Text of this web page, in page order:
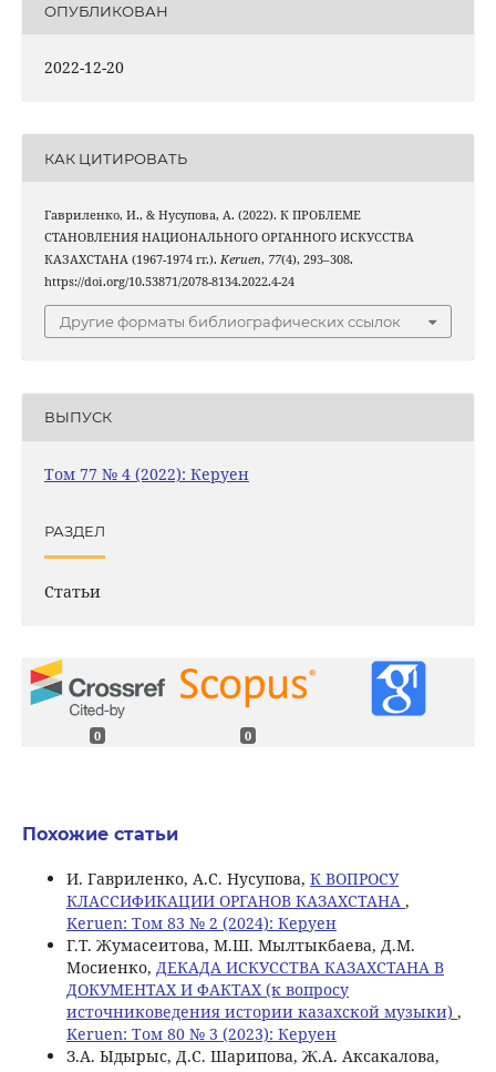
ОПУБЛИКОВАН
2022-12-20
КАК ЦИТИРОВАТЬ
Гавриленко, И., & Нусупова, А. (2022). К ПРОБЛЕМЕ
СТАНОВЛЕНИЯ НАЦИОНАЛЬНОГО ОРГАННОГО ИСКУССТВА
КАЗАХСТАНА (1967-1974 гг.). Keruen, 77(4), 293–308.
https://doi.org/10.53871/2078-8134.2022.4-24
Другие форматы библиографических ссылок
ВЫПУСК
Том 77 № 4 (2022): Керуен
РАЗДЕЛ
Статьи
0 0
Похожие статьи
И. Гавриленко, А.С. Нусупова, К ВОПРОСУ
КЛАССИФИКАЦИИ ОРГАНОВ КАЗАХСТАНА ,
Keruen: Том 83 № 2 (2024): Керуен
Г.Т. Жумасеитова, М.Ш. Мылтыкбаева, Д.М.
Мосиенко, ДЕКАДА ИСКУССТВА КАЗАХСТАНА В
ДОКУМЕНТАХ И ФАКТАХ (к вопросу
источниковедения истории казахской музыки) ,
Keruen: Том 80 № 3 (2023): Керуен
З.А. Ыдырыс, Д.С. Шарипова, Ж.А. Аксакалова,